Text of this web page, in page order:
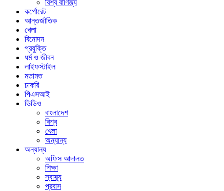
বিশ্ব বাণিজ্য
কর্পোরেট
আন্তর্জাতিক
খেলা
বিনোদন
প্রযুক্তি
ধর্ম ও জীবন
লাইফস্টাইল
মতামত
চাকরি
পিএসআই
ভিডিও
বাংলাদেশ
বিশ্ব
খেলা
অন্যান্য
অন্যান্য
অফিস আদালত
শিক্ষা
স্বাস্থ্য
প্রবাস